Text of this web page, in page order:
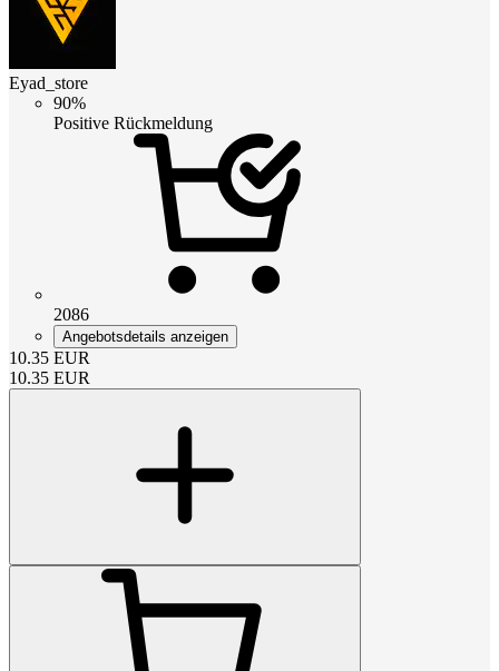
Eyad_store
90%
Positive Rückmeldung
2086
Angebotsdetails anzeigen
10.35 EUR
10.35 EUR